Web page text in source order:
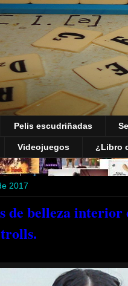
Pelis escudriñadas
Videojuegos ¿Libro
2017
de belleza